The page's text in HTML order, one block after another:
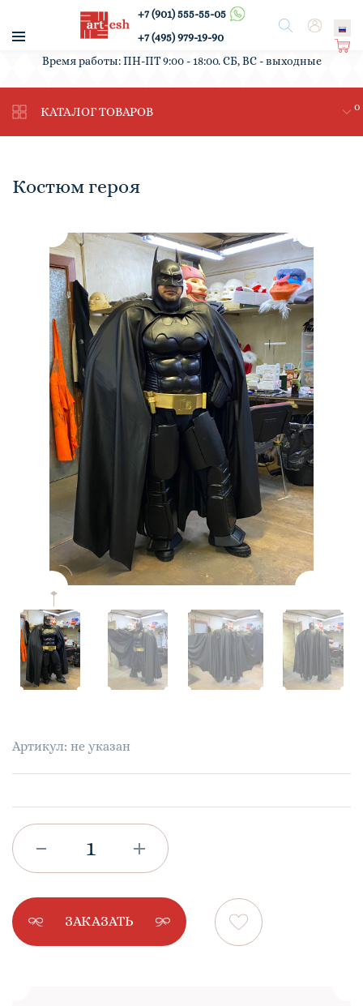
Поиск
+7 (901) 555-55-05
+7 (495) 979-19-90
Ко
ин
а
0
Вход
/
Время работы: ПН-ПТ 9:00 - 18:00. СБ, ВС - выходные
КАТАЛОГ ТОВАРОВ
Костюм героя
Артикул: не указан
ЗАКАЗАТЬ